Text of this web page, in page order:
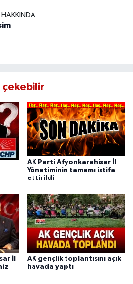
HAKKINDA
çekebilir
AK Parti Afyonkarahisar İl
Yönetiminin tamamı istifa
ettirildi
İl
AK gençlik toplantısını açık
havada yaptı